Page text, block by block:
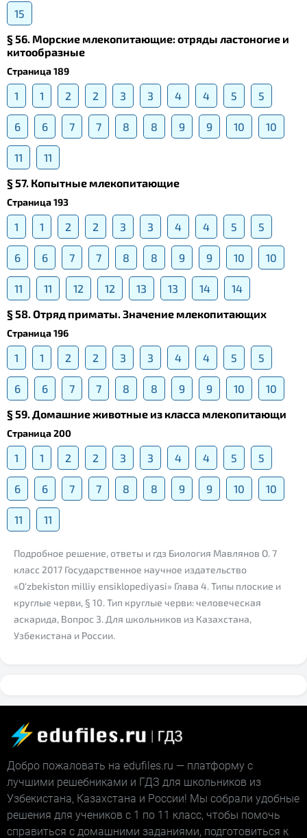
15
§ 56. Морские млекопитающие: отряды ластоногие и
китообразные
Страница 189
1 1 2 2 3 3 4 4 5 5
6 6 7 7 8 8 9 9 10 10
11
11
§ 57. Копытные млекопитающие
Страница 193
1 1 2 2 3 3 4 4 5 5
6 6 7 7 8 8 9 9 10 10
11 11 12 12 13 13 14
14
§ 58. Отряд приматы. Значение млекопитающих
Страница 196
1 1 2 2 3 3 4 4 5 5
6 6 7 7 8 8 9 9 10
10
§ 59. Домашние животные из класса млекопитающи
Страница 200
1 1 2 2 3 3 4 4 5 5
6 6 7 7 8 8 9 9 10 10
11 11
Подробное решение, ответы и гдз Биология Мавлянов О. 7
класс 2017 Государственное научное издательство
«O‘zbekiston milliy ensiklopediyasi» Глава 4. Типы плоские и
круглые черви, § 10. Тип круглые черви: человеческая
аскарида, Вопрос 3. Для школьников из Казахстана,
Узбекистана и России.
Добро пожаловать на edufiles.ru — платформу с
лучшими решебниками и ГДЗ для школьников из
Узбекистана, Казахстана и России! Мы собрали удобные
решения для учеников с 1 по 11 класс, чтобы помочь
справиться с домашними заданиями, подготовиться к